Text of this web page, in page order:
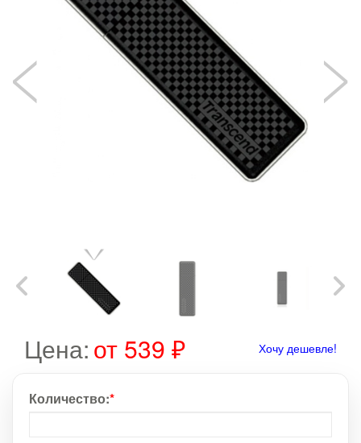
Цена:от 539 ₽ Хочу дешевле!
Количество:*